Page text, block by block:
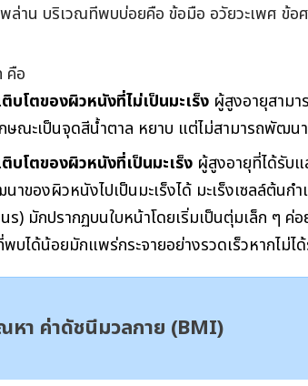
าน บริเวณทีพบบ่อยคือ ข้อมือ อวัยวะเพศ ข้อ
คือ
บโตของผิวหนังที่ไม่เป็นมะเร็ง ผู้สูงอายุสาม
ษณะเป็นจุดสีน้ำตาล หยาบ แต่ไม่สามารถพัฒนา
บโตของผิวหนังที่เป็นมะเร็ง ผู้สูงอายุที่ได้รับ
าของผิวหนังไปเป็นมะเร็งได้ มะเร็งเซลล์ต้นก
มักปรากฏบนใบหน้าโดยเริ่มเป็นตุ่มเล็ก ๆ ค่
พบได้น้อยมักแพร่กระจายอย่างรวดเร็วหากไม่ไ
หา ค่าดัชนีมวลกาย (BMI)